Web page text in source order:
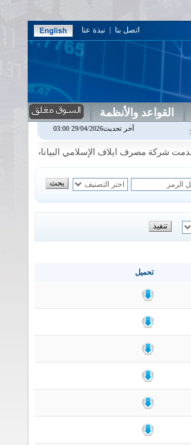
اتصل بنا | نبذة عنا
القواعد والأنظمة
0.00%
|اسفنج
شركة مصرف ايلاف الإسلامي البيانات المالية
تحميل